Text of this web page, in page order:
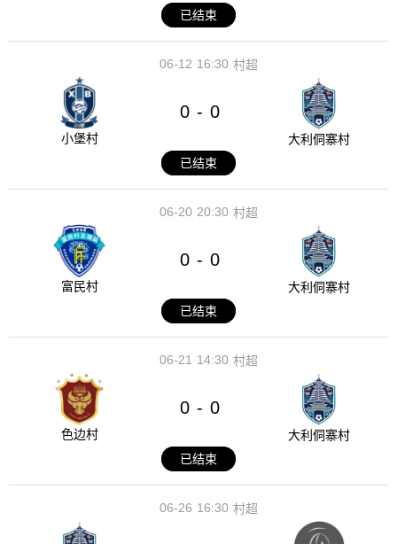
已结束
16:30
06-12 村超
小堡村
0 - 0
大利侗寨村
已结束
20:30
06-20 村超
富民村
0 - 0
大利侗寨村
已结束
14:30
06-21 村超
色边村
0 - 0
大利侗寨村
已结束
16:30
06-26 村超